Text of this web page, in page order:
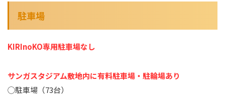
駐車場
KIRInoKO専用駐車場なし
サンガスタジアム敷地内に有料駐車場・駐輪場あり
◯駐車場（73台）